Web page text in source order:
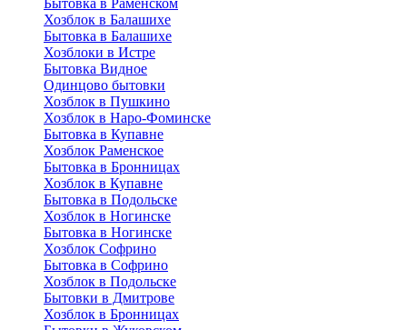
Бытовка в Раменском
Хозблок в Балашихе
Бытовкa в Балашихе
Хозблоки в Истре
Бытовка Видное
Одинцово бытовки
Хозблок в Пушкино
Хозблок в Наро-Фоминске
Бытовка в Купавне
Хозблок Раменское
Бытовка в Бронницах
Хозблок в Купавне
Бытовка в Подольске
Хозблок в Ногинске
Бытовка в Ногинске
Хозблок Софрино
Бытовка в Софрино
Хозблок в Подольске
Бытовки в Дмитрове
Хозблок в Бронницах